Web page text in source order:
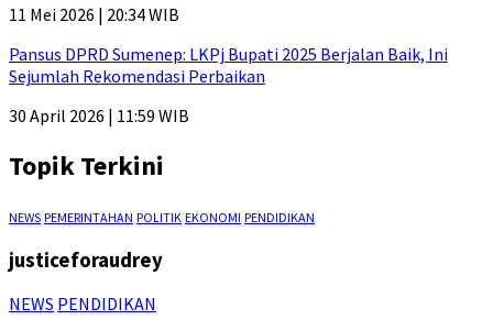
11 Mei 2026 | 20:34 WIB
Pansus DPRD Sumenep: LKPj Bupati 2025 Berjalan Baik, Ini
Sejumlah Rekomendasi Perbaikan
30 April 2026 | 11:59 WIB
Topik Terkini
NEWS PEMERINTAHAN POLITIK EKONOMI PENDIDIKAN
justiceforaudrey
NEWS PENDIDIKAN